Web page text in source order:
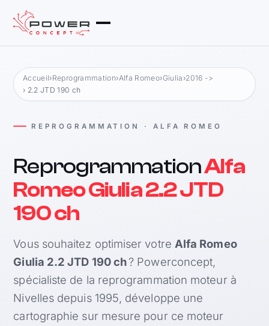
Accueil›Reprogrammation›Alfa Romeo›Giulia ›2016 ->
› 2.2 JTD 190 ch
REPROGRAMMATION · ALFA ROMEO
ReprogrammationAlfa
Romeo Giulia 2.2 JTD
190 ch
Vous souhaitez optimiser votre Alfa Romeo
Giulia 2.2 JTD 190 ch? Powerconcept,
spécialiste de la reprogrammation moteur à
Nivelles depuis 1995, développe une
cartographie sur mesure pour ce moteur